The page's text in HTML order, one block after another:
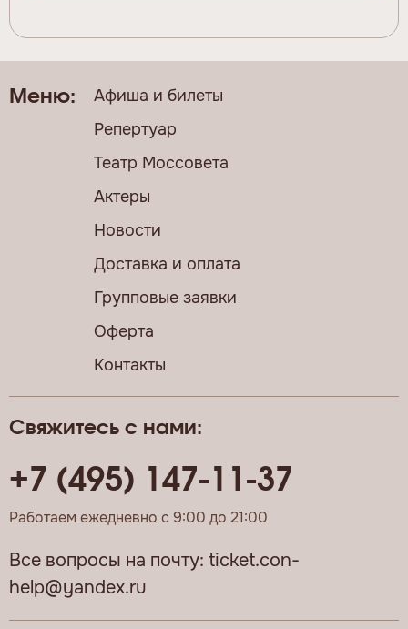
Свяжитесь с нами:
+7 (495) 147-11-37
Работаем ежедневно с 9:00 до 21:00
Все вопросы на почту: ticket.con-
help@yandex.ru
Меню:
Афиша и билеты
Репертуар
Театр Моссовета
Актеры
Новости
Доставка и оплата
Групповые заявки
Оферта
Контакты